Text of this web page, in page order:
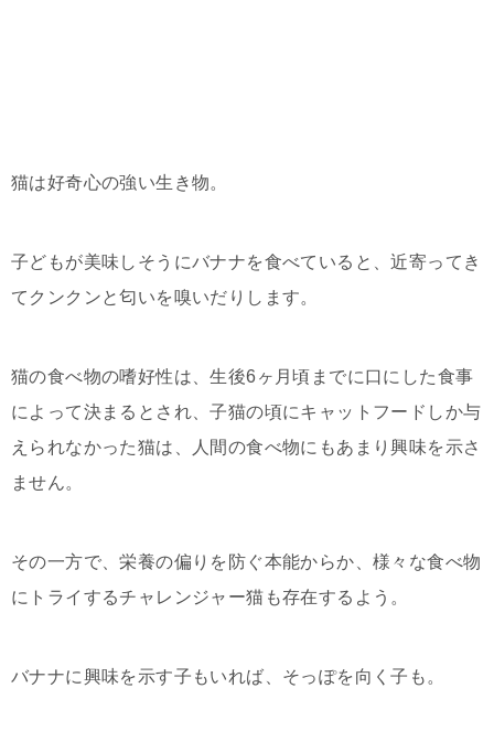
猫は好奇心の強い生き物。
子どもが美味しそうにバナナを食べていると、近寄ってき
てクンクンと匂いを嗅いだりします。
猫の食べ物の嗜好性は、生後6ヶ月頃までに口にした食事
によって決まるとされ、子猫の頃にキャットフードしか与
えられなかった猫は、人間の食べ物にもあまり興味を示さ
ません。
その一方で、栄養の偏りを防ぐ本能からか、様々な食べ物
にトライするチャレンジャー猫も存在するよう。
バナナに興味を示す子もいれば、そっぽを向く子も。